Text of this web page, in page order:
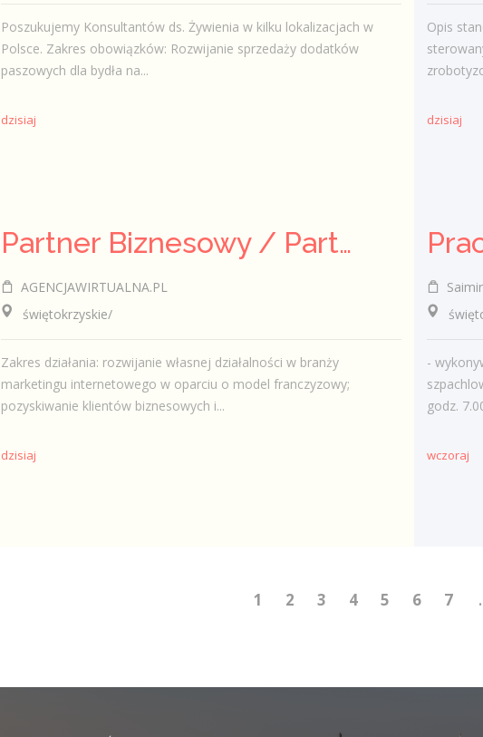
Poszukujemy Konsultantów ds. Żywienia w kilku lokalizacjach w
Polsce. Zakres obowiązków: Rozwijanie sprzedaży dodatków
paszowych dla bydła na...
dzisiaj
Opis
dzisiaj
Partner Biznesowy / Partnerka Biznesowa – agencja marketingu online
AGENCJAWIRTUALNA.PL
świętokrzyskie/
Zakres działania: rozwijanie własnej działalności w branży
marketingu internetowego w oparciu o model franczyzowy;
pozyskiwanie klientów biznesowych i...
dzisiaj
-
godz.
wczoraj
1 2 3 4 5 6 7